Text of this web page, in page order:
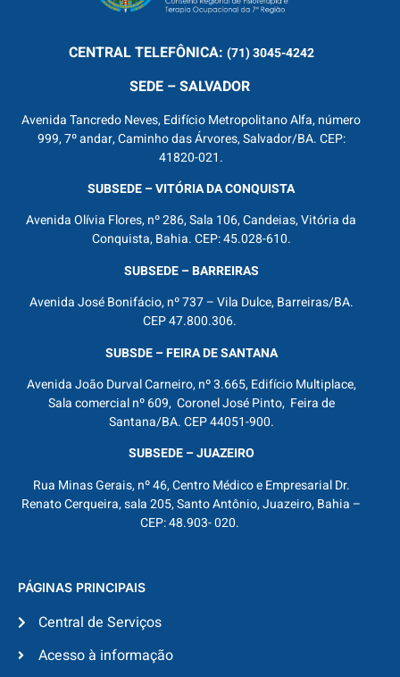
CENTRALTELEFÔNICA: (71) 3045-4242
SEDE – SALVADOR
Avenida Tancredo Neves, Edifício Metropolitano Alfa, número
999, 7º andar, Caminho das Árvores, Salvador/BA. CEP:
41820-021.
SUBSEDE – VITÓRIA DA CONQUISTA
Avenida Olívia Flores, nº 286, Sala 106, Candeias, Vitória da
Conquista, Bahia. CEP: 45.028-610.
SUBSEDE – BARREIRAS
Avenida José Bonifácio, nº 737 – Vila Dulce, Barreiras/BA.
CEP 47.800.306.
SUBSDE – FEIRA DE SANTANA
Avenida João Durval Carneiro, nº 3.665, Edifício Multiplace,
Sala comercial nº 609, Coronel José Pinto, Feira de
Santana/BA. CEP 44051-900.
SUBSEDE – JUAZEIRO
Rua Minas Gerais, nº 46, Centro Médico e Empresarial Dr.
Renato Cerqueira, sala 205, Santo Antônio, Juazeiro, Bahia –
CEP: 48.903- 020.
PÁGINAS PRINCIPAIS
Central de Serviços
Acesso à informação